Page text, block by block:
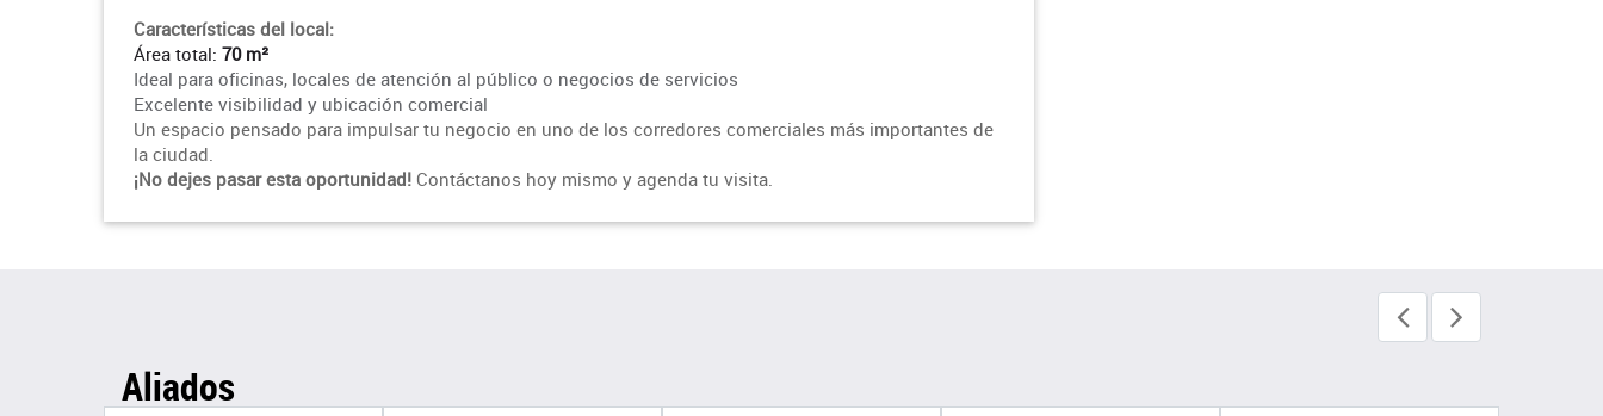
Características del local:
Área total: 70 m²
Ideal para oficinas, locales de atención al público o negocios de servicios
Excelente visibilidad y ubicación comercial
Un espacio pensado para impulsar tu negocio en uno de los corredores comerciales más importantes de
la ciudad.
¡No dejes pasar esta oportunidad! Contáctanos hoy mismo y agenda tu visita.
Aliados